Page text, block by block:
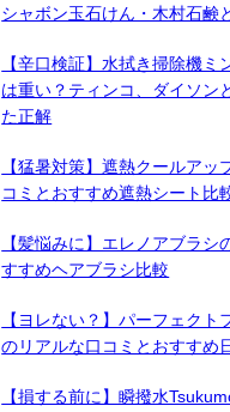
シャボン玉石けん・木村石鹸
【辛口検証】水拭き掃除機ミ
は重い？ティンコ、ダイソン
た正解
【猛暑対策】遮熱クールアッ
コミとおすすめ遮熱シート比
【髪悩みに】エレノアブラシ
すすめヘアブラシ比較
【ヨレない？】パーフェクト
のリアルな口コミとおすすめ
【損する前に】瞬撥水